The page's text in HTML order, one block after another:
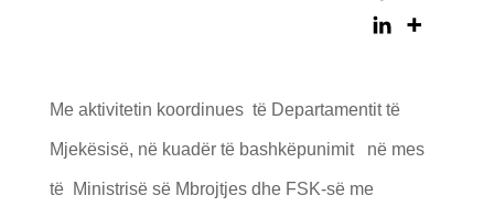
Me aktivitetin koordinues të Departamentit të
Mjekësisë, në kuadër të bashkëpunimit në mes
të Ministrisë së Mbrojtjes dhe FSK-së me